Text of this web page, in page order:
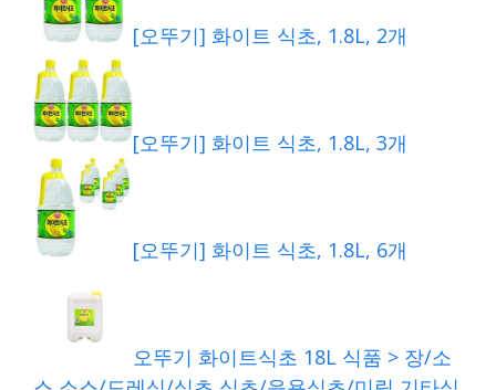
[오뚜기] 화이트 식초, 1.8L, 2개
[오뚜기] 화이트 식초, 1.8L, 3개
[오뚜기] 화이트 식초, 1.8L, 6개
오뚜기 화이트식초 18L 식품 > 장/소